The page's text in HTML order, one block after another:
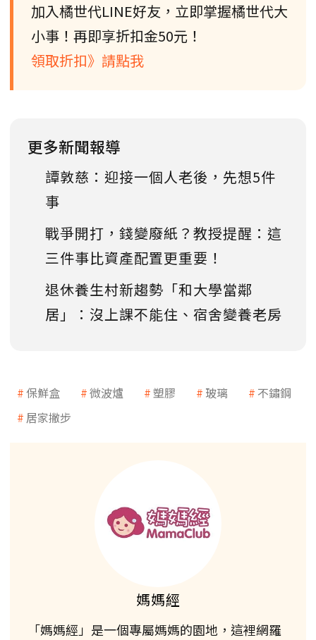
加入橘世代LINE好友，立即掌握橘世代大
小事！再即享折扣金50元！
領取折扣》請點我
更多新聞報導
譚敦慈：迎接一個人老後，先想5件
事
戰爭開打，錢變廢紙？教授提醒：這
三件事比資產配置更重要！
退休養生村新趨勢「和大學當鄰
居」：沒上課不能住、宿舍變養老房
保鮮盒 微波爐 塑膠 玻璃
不鏽鋼
居家撇步
媽媽經
「媽媽經」是一個專屬媽媽的園地，這裡網羅